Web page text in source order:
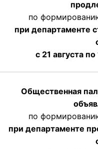
по
при департаменте
с 21 августа
Общественная
по
при департаменте